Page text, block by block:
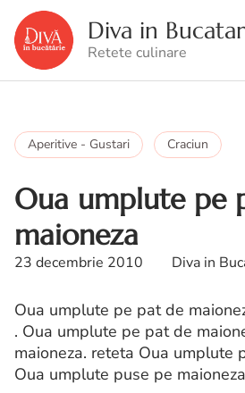
Diva in
Retete culinare
Aperitive - Gustari Craciun
Oua umplute pe
maioneza
23 decembrie 2010 Diva in
Oua umplute pe pat de
. Oua umplute pe pat de
maioneza. reteta Oua umplute
Oua umplute puse pe maioneza